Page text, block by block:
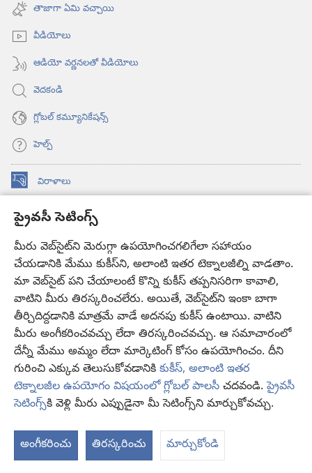
ప్రైవసీ సెటింగ్స్
మీరు వెబ్‌సైట్‌ని మెరుగ్గా ఉపయోగించగలిగేలా సహాయం
చేయడానికి మేము కుకీస్‌ని, అలాంటి ఇతర టెక్నాలజీల్ని వాడతాం.
మా వెబ్‌సైట్‌ పని చేయాలంటే కొన్ని కుకీస్‌ తప్పనిసరిగా కావాలి,
వాటిని మీరు తిరస్కరించలేరు. అయితే, వెబ్‌సైట్‌ని ఇంకా బాగా
తీర్చిదిద్దడానికి మాత్రమే వాడే అదనపు కుకీస్‌ ఉంటాయి. వాటిని
మీరు అంగీకరించవచ్చు లేదా తిరస్కరించవచ్చు. ఆ సమాచారంలో
దేన్నీ మేము అమ్మం లేదా మార్కెటింగ్‌ కోసం ఉపయోగించం. దీని
గురించి ఎక్కువ తెలుసుకోవడానికి కుకీస్, అలాంటి ఇతర
టెక్నాలజీల ఉపయోగం విషయంలో గ్లోబల్ పాలసీ చదవండి.ప్రైవసీ
సెటింగ్స్‌కి వెళ్లి మీరు ఎప్పుడైనా మీ సెటింగ్స్‌ని మార్చుకోవచ్చు.
అంగీకరించు తిరస్కరించు మార్చుకోండి
అవుతుంది)
విండో
ఓపెన్‌
అవుతుంది)
తాజాగా ఏమి వచ్చాయి
వీడియోలు
ఆడియో వర్ణనలతో వీడియోలు
వెదకండి
గ్లోబల్‌ కమ్యూనికేషన్స్‌
హెల్ప్‌
విరాళాలు
(కొత్త
ఓపెన్‌ కావలికోట ఆన్‌లైన్‌ లైబ్రరీ
(కొత్త
విండో
ఓపెన్‌
అవుతుంది)
JW Hub®
(కొత్త
విండో
ఓపెన్‌
అవుతుంది)
JW లైబ్రరీ
కావలికోట లైబ్రరీ
Copyright© 2026 Watch Tower Bible and Tract Society of Pennsylvania.
వినియోగంపై షరతులు| ప్రైవసీ పాలసీ| ప్రైవసీ సెటింగ్స్